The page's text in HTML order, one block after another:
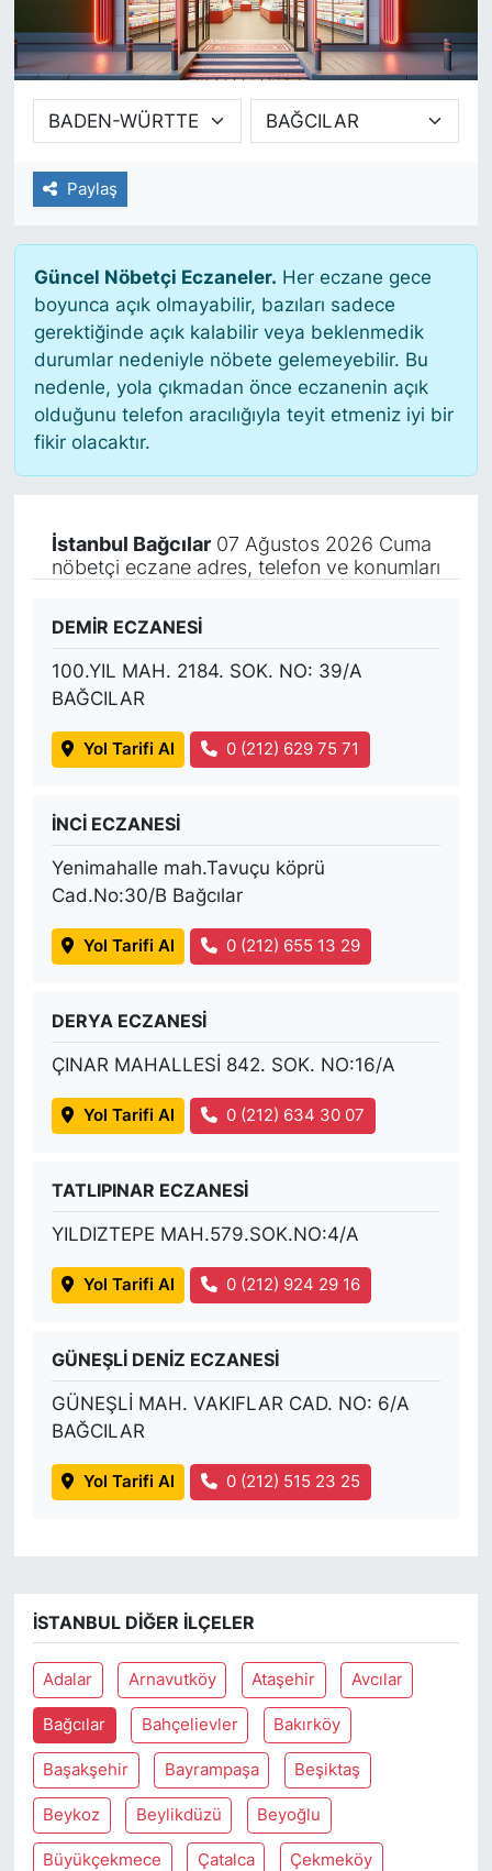
Paylaş
Güncel Nöbetçi Eczaneler. Her eczane gece
boyunca açık olmayabilir, bazıları sadece
gerektiğinde açık kalabilir veya beklenmedik
durumlar nedeniyle nöbete gelemeyebilir. Bu
nedenle, yola çıkmadan önce eczanenin açık
olduğunu telefon aracılığıyla teyit etmeniz iyi bir
fikir olacaktır.
İstanbul Bağcılar07 Ağustos 2026 Cuma
nöbetçi eczane adres, telefon ve konumları
DEMİR ECZANESİ
100.YIL MAH. 2184. SOK. NO: 39/A
BAĞCILAR
Yol Tarifi Al 0 (212) 629 75 71
İNCİ ECZANESİ
Yenimahalle mah.Tavuçu köprü
Cad.No:30/B Bağcılar
Yol Tarifi Al 0 (212) 655 13 29
DERYA ECZANESİ
ÇINAR MAHALLESİ 842. SOK. NO:16/A
Yol Tarifi Al 0 (212) 634 30 07
TATLIPINAR ECZANESİ
YILDIZTEPE MAH.579.SOK.NO:4/A
Yol Tarifi Al 0 (212) 924 29 16
GÜNEŞLİ DENİZ ECZANESİ
GÜNEŞLİ MAH. VAKIFLAR CAD. NO: 6/A
BAĞCILAR
Yol Tarifi Al 0 (212) 515 23 25
İSTANBUL DIĞER İLÇELER
Adalar Arnavutköy Ataşehir Avcılar
Bağcılar Bahçelievler Bakırköy
Başakşehir Bayrampaşa Beşiktaş
Beykoz Beylikdüzü Beyoğlu
Büyükçekmece Çatalca Çekmeköy
SİYASET
SAĞLIK